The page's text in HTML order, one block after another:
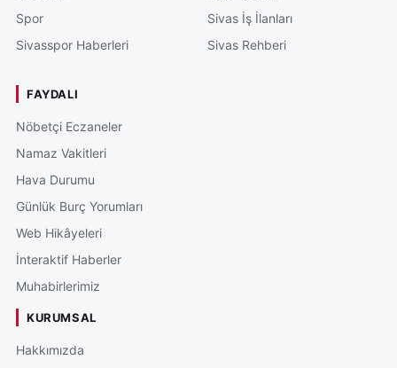
Spor
Sivasspor Haberleri
Sivas İş İlanları
Sivas Rehberi
FAYDALI
Nöbetçi Eczaneler
Namaz Vakitleri
Hava Durumu
Günlük Burç Yorumları
Web Hikâyeleri
İnteraktif Haberler
Muhabirlerimiz
KURUMSAL
Hakkımızda